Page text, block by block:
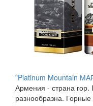
"Platinum Mountain
Армения - страна гор.
разнообразна.